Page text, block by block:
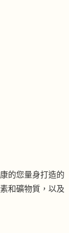
的您量身打造的
和礦物質，以及